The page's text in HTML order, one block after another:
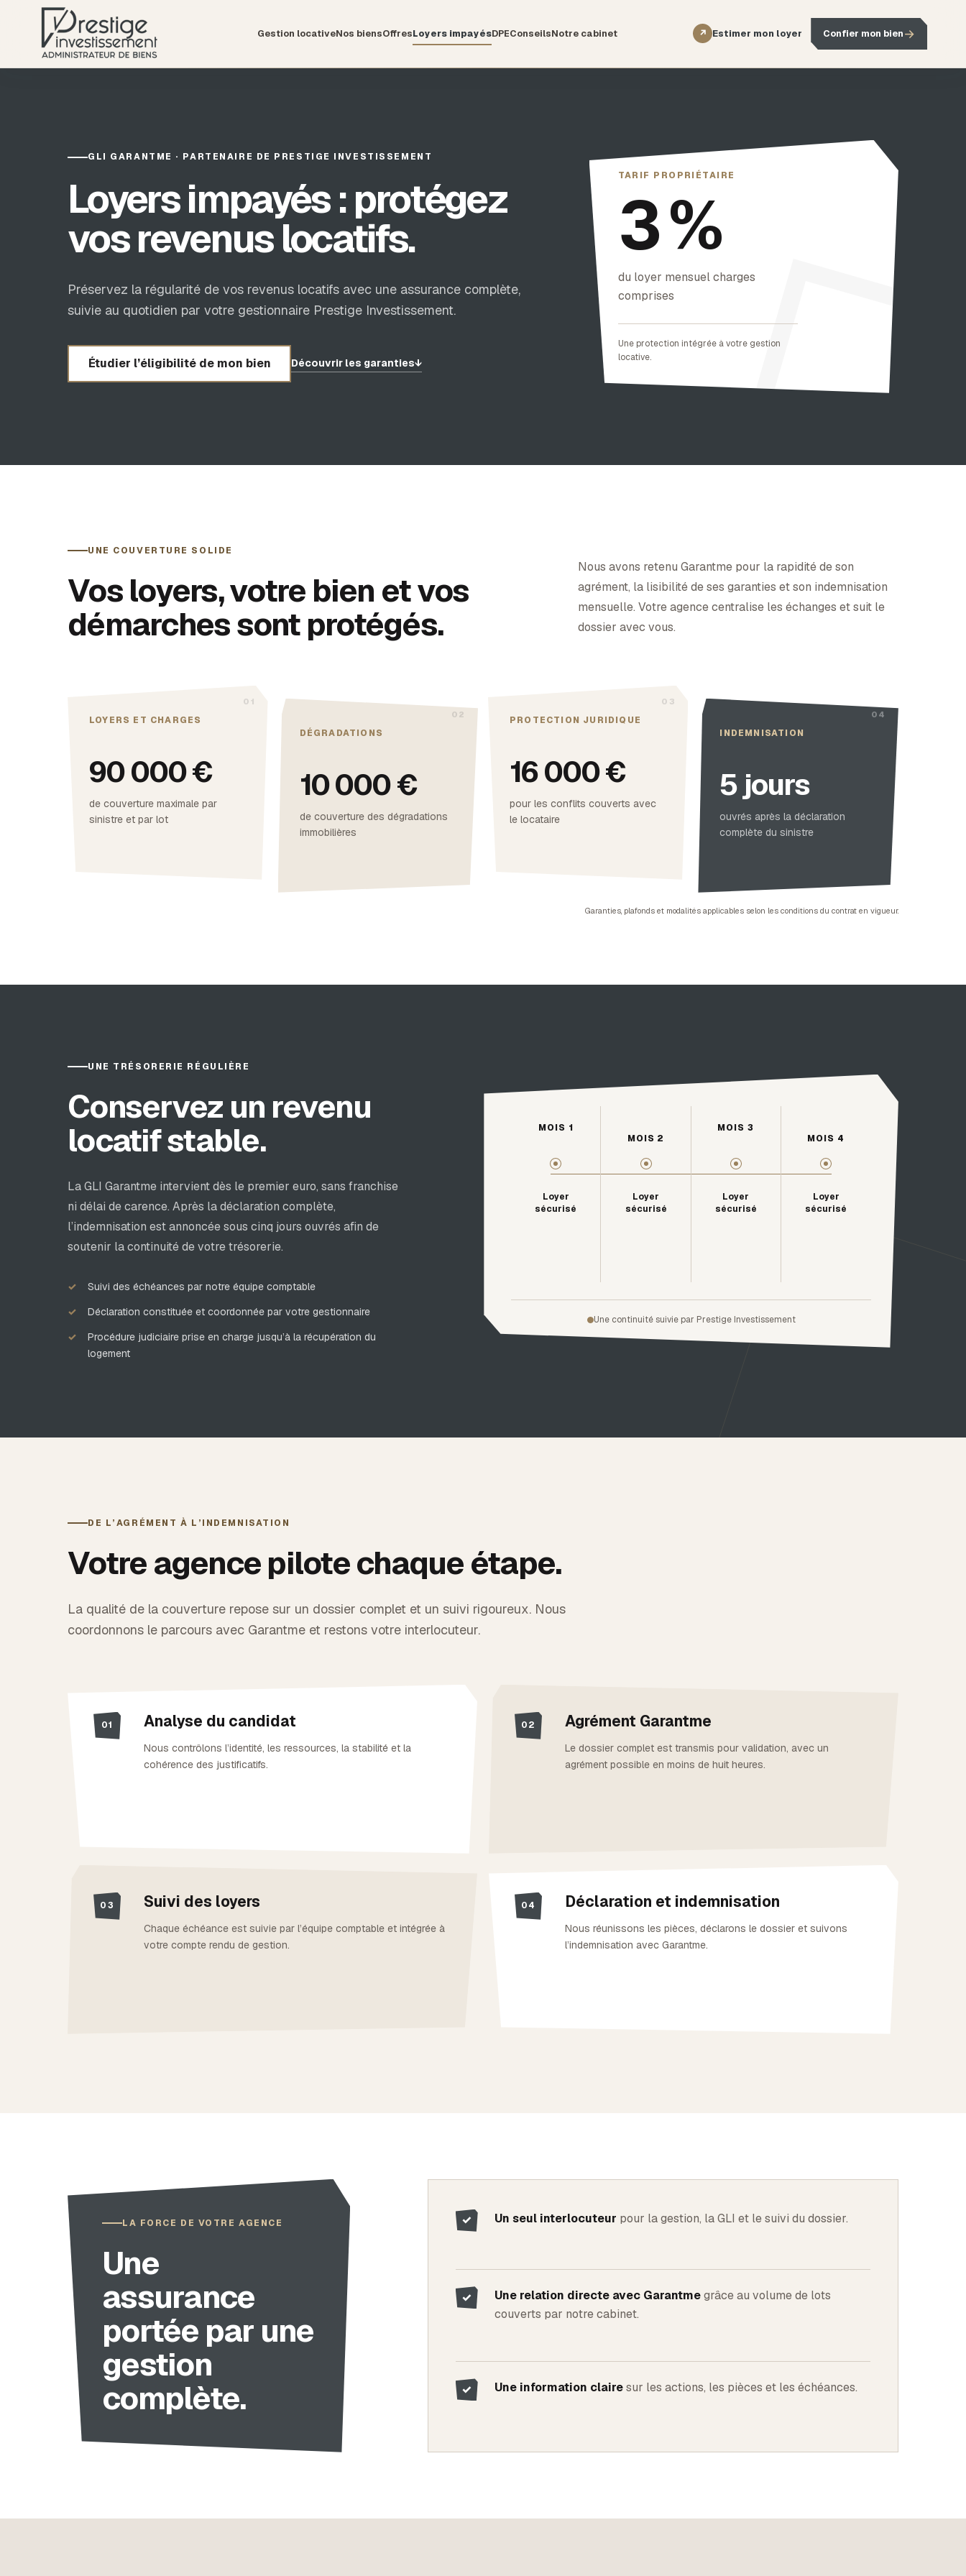
Gestion locativeNos biensOffresLoyers impayésDPEConseilsNotre cabinet ↗ Estimer mon loyer Confier mon bien→
GLI GARANTME · PARTENAIRE DE PRESTIGE INVESTISSEMENT
Loyers impayés : protégez
vos revenus locatifs.
Préservez la régularité de vos revenus locatifs avec une assurance complète,
suivie au quotidien par votre gestionnaire Prestige Investissement.
Étudier l’éligibilité de mon bien Découvrir les garanties↓
TARIF PROPRIÉTAIRE
3 %
du loyer mensuel charges
comprises
Une protection intégrée à votre gestion
locative.
UNE COUVERTURE SOLIDE
Vos loyers, votre bien et vos
démarches sont protégés.
Nous avons retenu Garantme pour la rapidité de son
agrément, la lisibilité de ses garanties et son indemnisation
mensuelle. Votre agence centralise les échanges et suit le
dossier avec vous.
LOYERS ET CHARGES
90 000 €
de couverture maximale par
sinistre et par lot
DÉGRADATIONS
10 000 €
de couverture des dégradations
immobilières
PROTECTION JURIDIQUE
16 000 €
pour les conflits couverts avec
le locataire
INDEMNISATION
5 jours
ouvrés après la déclaration
complète du sinistre
Garanties, plafonds et modalités applicables selon les conditions du contrat en vigueur.
UNE TRÉSORERIE RÉGULIÈRE
Conservez un revenu
locatif stable.
La GLI Garantme intervient dès le premier euro, sans franchise
ni délai de carence. Après la déclaration complète,
l’indemnisation est annoncée sous cinq jours ouvrés afin de
soutenir la continuité de votre trésorerie.
Suivi des échéances par notre équipe comptable
Déclaration constituée et coordonnée par votre gestionnaire
Procédure judiciaire prise en charge jusqu’à la récupération du
logement
MOIS 1
Loyer
sécurisé
MOIS 2
Loyer
sécurisé
MOIS 3
Loyer
sécurisé
MOIS 4
Loyer
sécurisé
Une continuité suivie par Prestige Investissement
DE L’AGRÉMENT À L’INDEMNISATION
Votre agence pilote chaque étape.
La qualité de la couverture repose sur un dossier complet et un suivi rigoureux. Nous
coordonnons le parcours avec Garantme et restons votre interlocuteur.
01 Analyse du candidat
Nous contrôlons l’identité, les ressources, la stabilité et la
cohérence des justificatifs.
02 Agrément Garantme
Le dossier complet est transmis pour validation, avec un
agrément possible en moins de huit heures.
03 Suivi des loyers
Chaque échéance est suivie par l’équipe comptable et intégrée à
votre compte rendu de gestion.
04 Déclaration et indemnisation
Nous réunissons les pièces, déclarons le dossier et suivons
l’indemnisation avec Garantme.
LA FORCE DE VOTRE AGENCE
Une
assurance
portée par une
gestion
complète.
✓ Un seul interlocuteur pour la gestion, la GLI et le suivi du dossier.
✓ Une relation directe avec Garantmegrâce au volume de lots
couverts par notre cabinet.
✓ Une information clairesur les actions, les pièces et les échéances.